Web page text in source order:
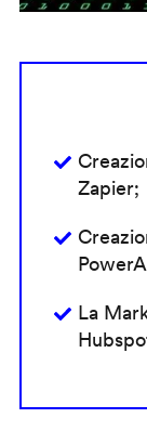
Zapier;
La